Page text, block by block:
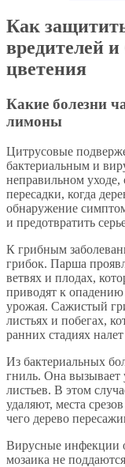
Как
вредителей и
цветения
Какие болезни
лимоны
Цитрусовые
бактериальным и
неправильном уходе,
пересадки, когда
обнаружение
и предотвратить
К грибным
грибок. Парша
ветвях и плодах,
приводят к
урожая. Сажистый
листьях и побегах,
ранних стадиях
Из бактериальных
гниль. Она вызывает
листьев. В этом
удаляют, места
чего дерево
Вирусные инфекции
мозаика не